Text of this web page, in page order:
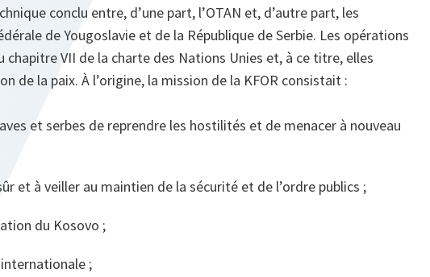
conclu entre, d’une part, l’OTAN et, d’autre part, les
de Yougoslavie et de la République de Serbie. Les opérations
chapitre VII de la charte des Nations Unies et, à ce titre, elles
de la paix. À l’origine, la mission de la KFOR consistait :
et serbes de reprendre les hostilités et de menacer à nouveau
et à veiller au maintien de la sécurité et de l’ordre publics ;
du Kosovo ;
;